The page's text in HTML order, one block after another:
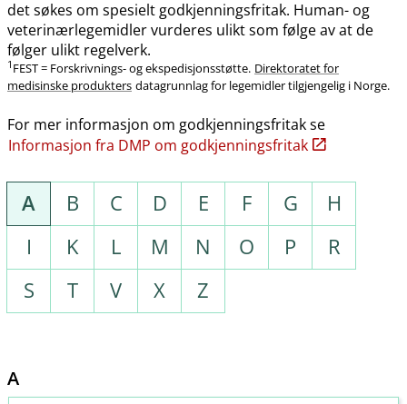
det søkes om spesielt godkjenningsfritak. Human- og
veterinærlegemidler vurderes ulikt som følge av at de
følger ulikt regelverk.
1 FEST = Forskrivnings- og ekspedisjonsstøtte. Direktoratet for
medisinske produkters datagrunnlag for legemidler tilgjengelig i Norge.
For mer informasjon om godkjenningsfritak se
Informasjon fra DMP om godkjenningsfritak
A B C D E F G
H
I
K L M N O P
R
S
T V X Z
A